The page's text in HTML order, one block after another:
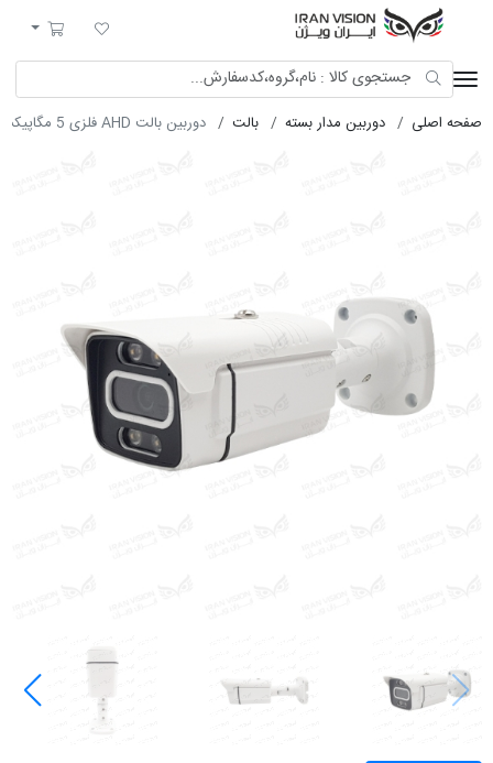
لیست مورد علاقه
سبد خرید
صفحه اصلی دوربین مدار بسته بالت دوربین بالت AHD فلزی 5 مگاپیکسل با لنز 3.6 استارلایت شب رنگی میکروفون داخلی